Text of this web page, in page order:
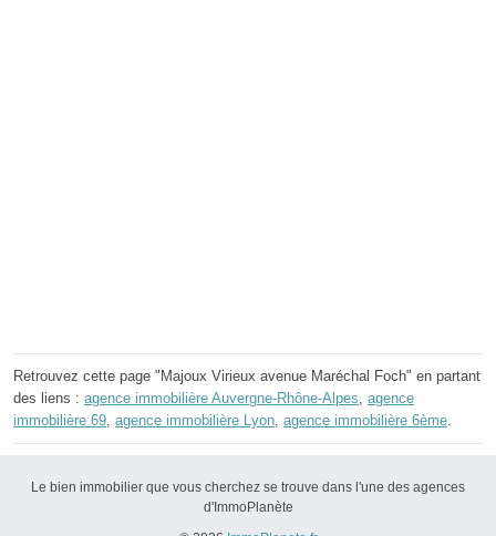
Retrouvez cette page "Majoux Virieux avenue Maréchal Foch" en partant
des liens : agence immobilière Auvergne-Rhône-Alpes, agence
immobilière 69, agence immobilière Lyon, agence immobilière 6ème.
Le bien immobilier que vous cherchez se trouve dans l'une des agences
d'ImmoPlanète